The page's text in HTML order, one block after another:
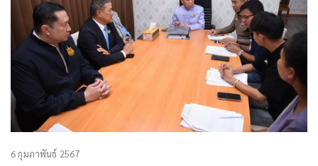
6 กุมภาพันธ์ 2567